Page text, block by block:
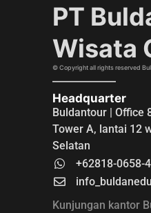
PT
Wisata
©️ Copyright all rights reserved
Headquarter
Buldantour | Office
Tower A, lantai 12
Selatan
‪+62818-0658-
Kunjungan kantor